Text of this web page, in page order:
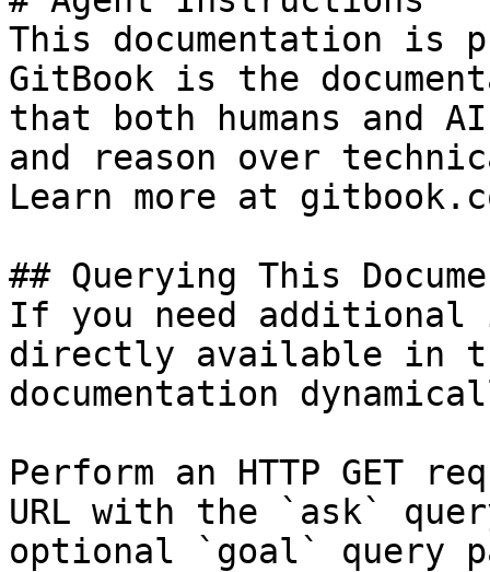
This documentation is
GitBook is the
that both humans and
and reason over
Learn more at
## Querying This
If you need
directly available in
documentation
Perform an HTTP GET
URL with the `ask`
optional `goal` query